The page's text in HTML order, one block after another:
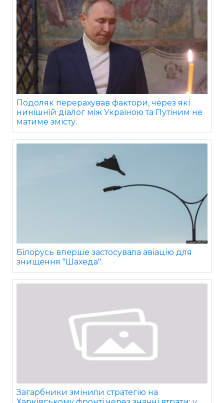
Подоляк перерахував фактори, через які
нинішній діалог між Україною та Путіним не
матиме змісту.
Білорусь вперше застосувала авіацію для
знищення "Шахеда".
Загарбники змінили стратегію на